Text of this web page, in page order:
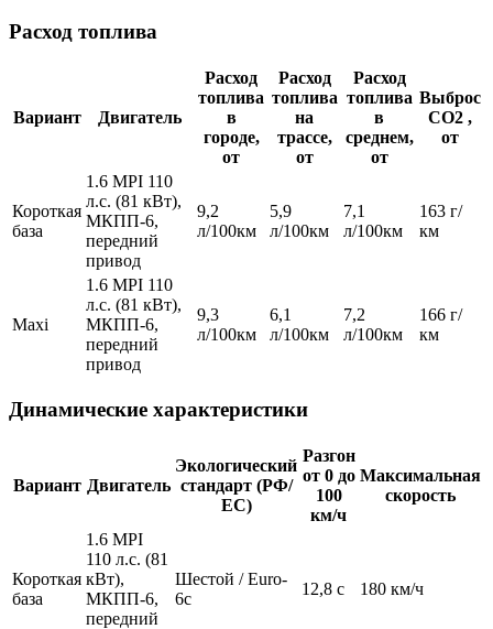
Расход топлива
Вариант Двигатель
Расход
топлива
в
городе,
от
Расход
топлива
на
трассе,
от
Расход
топлива
в
среднем,
от
Выброс
CO2 ,
от
Короткая
база
1.6 MPI 110
л.с. (81 кВт),
МКПП-6,
передний
привод
9,2
л/100км
5,9
л/100км
7,1
л/100км
163 г/
км
Maxi
1.6 MPI 110
л.с. (81 кВт),
МКПП-6,
передний
привод
9,3
л/100км
6,1
л/100км
7,2
л/100км
166 г/
км
Динамические характеристики
Вариант Двигатель
Экологический
стандарт (РФ/
ЕС)
Разгон
от 0 до
100
км/ч
Максимальная
скорость
Короткая
база
1.6 MPI
110 л.с. (81
кВт),
МКПП-6,
передний
Шестой / Euro-
6c
12,8 c 180 км/ч